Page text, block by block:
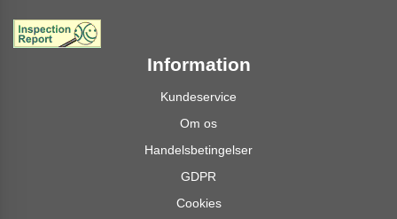
Information
Kundeservice
Om os
Handelsbetingelser
GDPR
Cookies